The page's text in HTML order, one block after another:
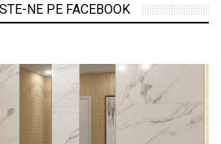
NE PE FACEBOOK